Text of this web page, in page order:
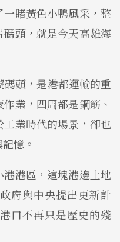
睹黃色小鴨風采，整
頭，就是今天高雄海
頭，是港都運輸的重
業，四周都是鋼筋、
業時代的場景，卻也
憶。
港區，這塊港邊土地
府與中央提出更新計
口不再只是歷史的殘